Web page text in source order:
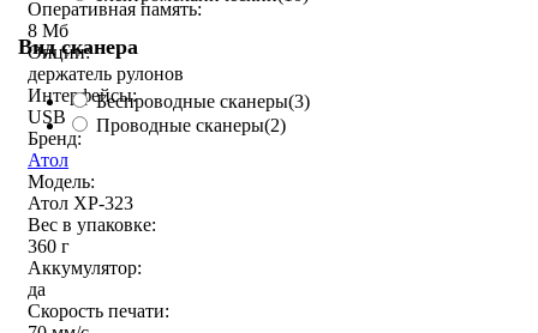
Вид сканера
Беспроводные сканеры(3)
Проводные сканеры(2)
Оперативная память:
8 Мб
Опции:
держатель рулонов
Интерфейсы:
USB
Бренд:
Атол
Модель:
Атол XP-323
Вес в упаковке:
360 г
Аккумулятор:
да
Скорость печати: